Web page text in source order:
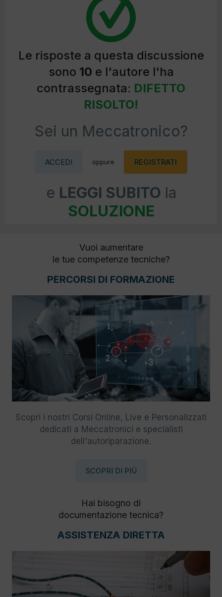
Le risposte a questa discussione
sono 10 e l'autore l'ha
contrassegnata: DIFETTO
RISOLTO!
Sei un Meccatronico?
ACCEDI oppure REGISTRATI
e LEGGI SUBITO la
SOLUZIONE
Vuoi aumentare
le tue competenze tecniche?
PERCORSI DI FORMAZIONE
Scopri i nostri Corsi Online, Live e Personalizzati
dedicati a Meccatronici e specialisti
dell'autoriparazione.
SCOPRI DI PIÙ
Hai bisogno di
documentazione tecnica?
ASSISTENZA DIRETTA